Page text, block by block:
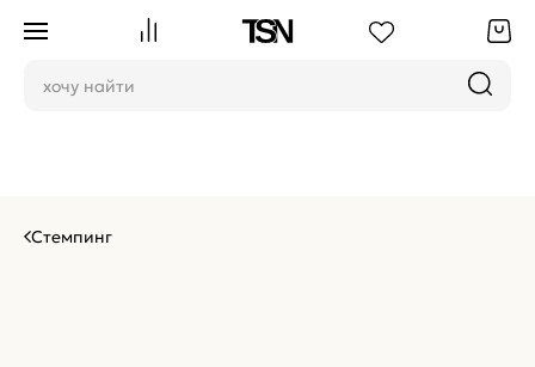
Стемпинг